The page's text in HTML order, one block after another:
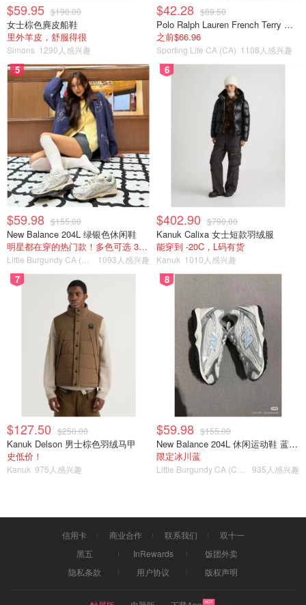
图片来源vskipro
3️⃣转弯技巧：要转弯，通过微小的体重转移来引导雪板。将
体重向左倾斜，雪板就会向左转弯；反之亦然。练习在平缓
的坡上进行简单的转弯。
4️⃣速度掌控：控制速度是滑雪的重要技能。学会放松身体，
降低重心，以减缓速度。如果需要更强烈的刹车，适度向雪
板的前端倾斜。上面提到控制速度除了刹车外，其实还可以
通过转弯来缓解，毕竟S型的路线总会比一条直线来的要
$59.95 $190.00
女士棕色麂皮船鞋
里外羊皮，舒服得很
Simons 1290人感兴趣
$42.28 $89.50
Polo Ralph Lauren French Terry 女童连帽卫衣 7-16码
之前$66.96
Sporting Life CA (CA) 1108人感兴趣
5
$59.98 $155.00
New Balance 204L 绿银色休闲鞋
明星都在穿的热门款！多色可选 3.8折
1093人感兴趣
6
$402.90 $790.00
Kanuk Calixa 女士短款羽绒服
能穿到 -20C，L码有货
Kanuk 1010人感兴趣
7
$127.50 $250.00
Kanuk Delson 男士棕色羽绒马甲
史低价！
Kanuk 975人感兴趣
8
$59.98 $155.00
New Balance 204L 休闲运动鞋 蓝银色
限定冰川蓝
935人感兴趣
信用卡 商业合作 联系我们
双十一
黑五
InRewards
饭团外卖
隐私条款
用户协议 版权声明